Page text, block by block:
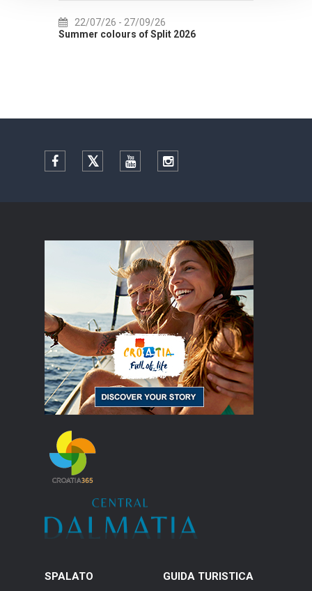
22/07/26 - 27/09/26
Summer colours of Split 2026
Facebook TwitterYouTubeInstagram
SPALATO GUIDA TURISTICA